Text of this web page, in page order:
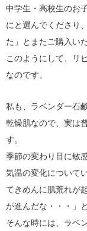
中学生・高校生のお
にと選んでくださり
た」とまたご購入い
このようにして、リ
なのです。
私も、ラベンダー石
乾燥肌なので、実は
す。
季節の変わり目に敏
気温の変化について
てきめんに肌荒れが
が進んだな・・・」
そんな時には、ラベ